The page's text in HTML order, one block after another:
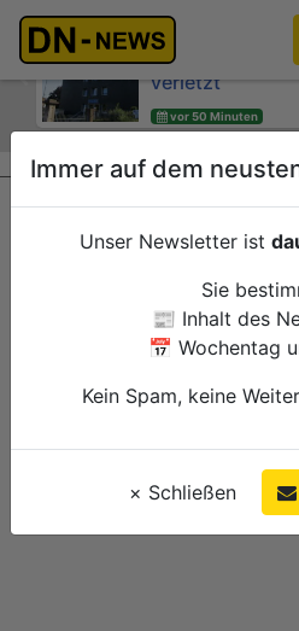
Rennradfahrer
der L15 am
verletzt
vor 50 Minuten
Zwei Verletzte
"Wibbelrusch"
vor 50 Minuten
Düren
Polizei
Previous
Immer auf dem
Unser Newsletter ist
Sie
📰 Inhalt des
📅 Wochentag
Kein Spam, keine
× Schließen